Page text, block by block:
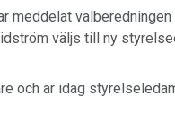
meddelat
väljs till ny
och är idag